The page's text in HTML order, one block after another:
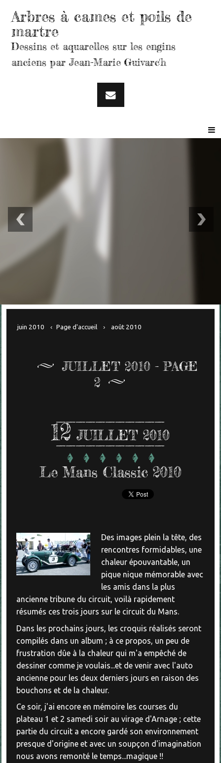
Arbres à cames et poils de
martre
Dessins et aquarelles sur les engins
anciens par Jean-Marie Guivarc'h
juin 2010 Page d'accueil août 2010
JUILLET 2010- PAGE
2
12 JUILLET 2010
Le Mans Classic 2010
Des images plein la tête, des
rencontres formidables, une
chaleur épouvantable, un
pique nique mémorable avec
les amis dans la plus
ancienne tribune du circuit, voilà rapidement
résumés ces trois jours sur le circuit du Mans.
Dans les prochains jours, les croquis réalisés seront
compilés dans un album ; à ce propos, un peu de
frustration dûe à la chaleur qui m'a empêché de
dessiner comme je voulais...et de venir avec l'auto
ancienne pour les deux derniers jours en raison des
bouchons et de la chaleur.
Ce soir, j'ai encore en mémoire les courses du
plateau 1 et 2 samedi soir au virage d'Arnage ; cette
partie du circuit a encore gardé son environnement
presque d'origine et avec un soupçon d'imagination
nous avons remonté le temps...magique !!